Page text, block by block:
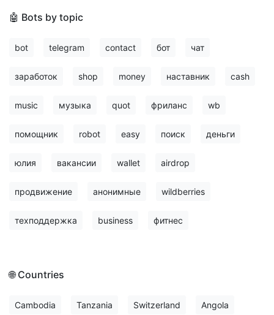
🤖 Bots by topic
bot telegram contact бот чат
заработок shop money наставник cash
music музыка quot фриланс wb
помощник robot easy поиск деньги
юлия вакансии wallet airdrop
продвижение анонимные wildberries
техподдержка business фитнес
🌐 Countries
Cambodia Tanzania Switzerland Angola